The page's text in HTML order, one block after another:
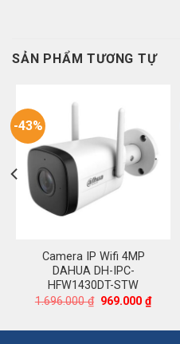
SẢN PHẨM TƯƠNG TỰ
-43%
Camera IP Wifi 4MP
DAHUA DH-IPC-
HFW1430DT-STW
1.696.000₫ Giá
1.696.000 ₫.
969.000₫Giá
hiện
là: